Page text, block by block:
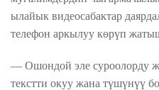
ылайык видеосабактар
телефон аркылуу көрүп
— Ошондой эле суроолорду
текстти окуу жана түшүнүү